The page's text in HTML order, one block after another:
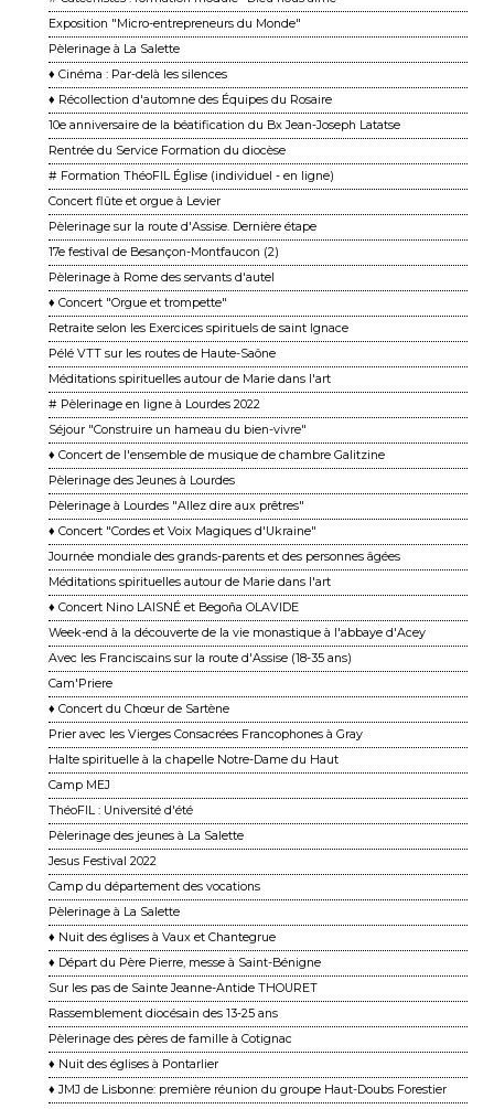
Exposition "Micro-entrepreneurs du Monde"
Pèlerinage à La Salette
♦ Cinéma : Par-delà les silences
♦ Récollection d'automne des Équipes du Rosaire
10e anniversaire de la béatification du Bx Jean-Joseph Latatse
Rentrée du Service Formation du diocèse
# Formation ThéoFIL Église (individuel - en ligne)
Concert flûte et orgue à Levier
Pèlerinage sur la route d'Assise. Dernière étape
17e festival de Besançon-Montfaucon (2)
Pèlerinage à Rome des servants d'autel
♦ Concert "Orgue et trompette"
Retraite selon les Exercices spirituels de saint Ignace
Pélé VTT sur les routes de Haute-Saône
Méditations spirituelles autour de Marie dans l'art
# Pèlerinage en ligne à Lourdes 2022
Séjour "Construire un hameau du bien-vivre"
♦ Concert de l'ensemble de musique de chambre Galitzine
Pèlerinage des Jeunes à Lourdes
Pèlerinage à Lourdes "Allez dire aux prêtres"
♦ Concert "Cordes et Voix Magiques d'Ukraine"
Journée mondiale des grands-parents et des personnes âgées
Méditations spirituelles autour de Marie dans l'art
♦ Concert Nino LAISNÉ et Begoña OLAVIDE
Week-end à la découverte de la vie monastique à l'abbaye d'Acey
Avec les Franciscains sur la route d'Assise (18-35 ans)
Cam'Priere
♦ Concert du Chœur de Sartène
Prier avec les Vierges Consacrées Francophones à Gray
Halte spirituelle à la chapelle Notre-Dame du Haut
Camp MEJ
ThéoFIL : Université d'été
Pèlerinage des jeunes à La Salette
Jesus Festival 2022
Camp du département des vocations
Pèlerinage à La Salette
♦ Nuit des églises à Vaux et Chantegrue
♦ Départ du Père Pierre, messe à Saint-Bénigne
Sur les pas de Sainte Jeanne-Antide THOURET
Rassemblement diocésain des 13-25 ans
Pèlerinage des pères de famille à Cotignac
♦ Nuit des églises à Pontarlier
♦ JMJ de Lisbonne: première réunion du groupe Haut-Doubs Forestier